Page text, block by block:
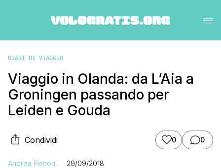
DIARI DI VIAGGIO
Viaggio in Olanda: da L’Aia a
Groningen passando per
Leiden e Gouda
Condividi 0 0
Andrea Petroni 29/09/2018